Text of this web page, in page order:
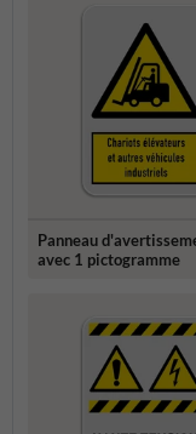
Panneau
avec 1 pictogramme